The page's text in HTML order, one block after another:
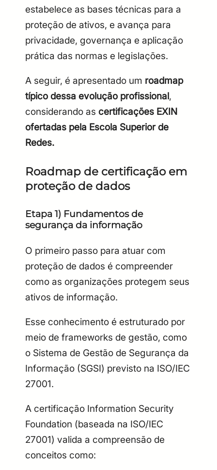
estabelece as bases técnicas para a
proteção de ativos, e avança para
privacidade, governança e aplicação
prática das normas e legislações.
A seguir, é apresentado um roadmap
típico dessa evolução profissional,
considerando as certificações EXIN
ofertadas pela Escola Superior de
Redes.
Roadmap de certificação em
proteção de dados
Etapa 1) Fundamentos de
segurança da informação
O primeiro passo para atuar com
proteção de dados é compreender
como as organizações protegem seus
ativos de informação.
Esse conhecimento é estruturado por
meio de frameworks de gestão, como
o Sistema de Gestão de Segurança da
Informação (SGSI) previsto na ISO/IEC
27001.
A certificação Information Security
Foundation (baseada na ISO/IEC
27001) valida a compreensão de
conceitos como: